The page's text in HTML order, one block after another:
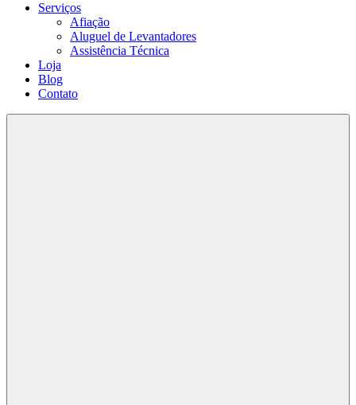
Serviços
Afiação
Aluguel de Levantadores
Assistência Técnica
Loja
Blog
Contato